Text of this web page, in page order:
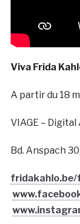
Viva Frida
A partir du 18
VIAGE –
Bd. Anspach